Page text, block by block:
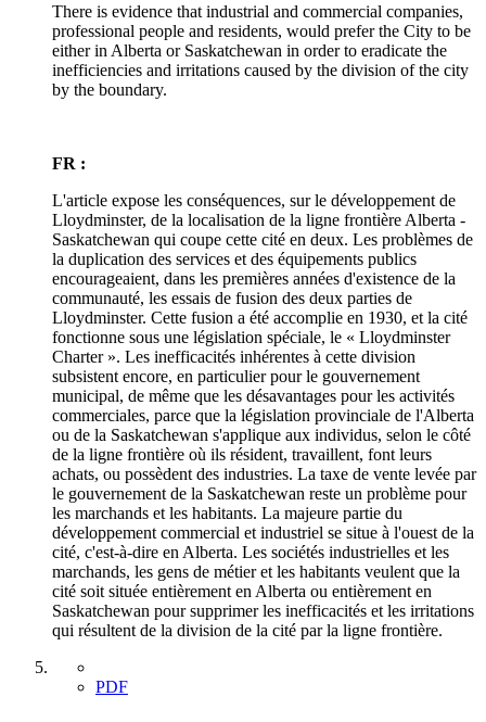
There is evidence that industrial and commercial companies,
professional people and residents, would prefer the City to be
either in Alberta or Saskatchewan in order to eradicate the
inefficiencies and irritations caused by the division of the city
by the boundary.
FR :
L'article expose les conséquences, sur le développement de
Lloydminster, de la localisation de la ligne frontière Alberta -
Saskatchewan qui coupe cette cité en deux. Les problèmes de
la duplication des services et des équipements publics
encourageaient, dans les premières années d'existence de la
communauté, les essais de fusion des deux parties de
Lloydminster. Cette fusion a été accomplie en 1930, et la cité
fonctionne sous une législation spéciale, le « Lloydminster
Charter ». Les inefficacités inhérentes à cette division
subsistent encore, en particulier pour le gouvernement
municipal, de même que les désavantages pour les activités
commerciales, parce que la législation provinciale de l'Alberta
ou de la Saskatchewan s'applique aux individus, selon le côté
de la ligne frontière où ils résident, travaillent, font leurs
achats, ou possèdent des industries. La taxe de vente levée par
le gouvernement de la Saskatchewan reste un problème pour
les marchands et les habitants. La majeure partie du
développement commercial et industriel se situe à l'ouest de la
cité, c'est-à-dire en Alberta. Les sociétés industrielles et les
marchands, les gens de métier et les habitants veulent que la
cité soit située entièrement en Alberta ou entièrement en
Saskatchewan pour supprimer les inefficacités et les irritations
qui résultent de la division de la cité par la ligne frontière.
PDF